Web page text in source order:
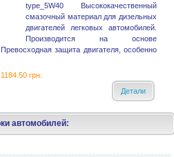
автомобилей:
type_5W40 Высококачественный
смазочный материал для дизельных
двигателей легковых автомобилей.
Производится на основе
защита двигателя, особенно
1184.50 грн.
Детали